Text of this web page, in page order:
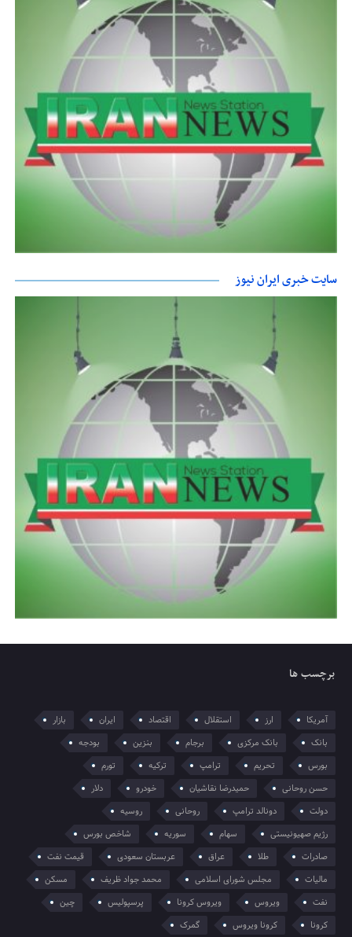
سایت خبری ایران نیوز
برچسب ها
آمریکا ارز استقلال اقتصاد ایران
بازار
بانک
بانک مرکزی برجام بنزین
بودجه
بورس
تحریم ترامپ ترکیه
تورم
حسن روحانی
حمیدرضا نقاشیان خودرو
دلار
دولت
دونالد ترامپ روحانی
روسیه
رژیم صهیونیستی
سهام سوریه
شاخص بورس
صادرات
طلا عراق عربستان سعودی
قیمت نفت
مالیات
مجلس شورای اسلامی محمد جواد ظریف
مسکن
نفت
ویروس ویروس کرونا پرسپولیس
چین
کرونا
کرونا ویروس گمرک